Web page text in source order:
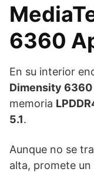
6360
En su interior
Dimensity 6360
memoria
5.1.
Aunque no se
alta, promete